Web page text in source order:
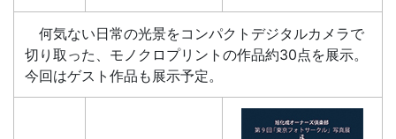
何気ない日常の光景をコンパクトデジタルカメラで
切り取った、モノクロプリントの作品約30点を展示。
今回はゲスト作品も展示予定。